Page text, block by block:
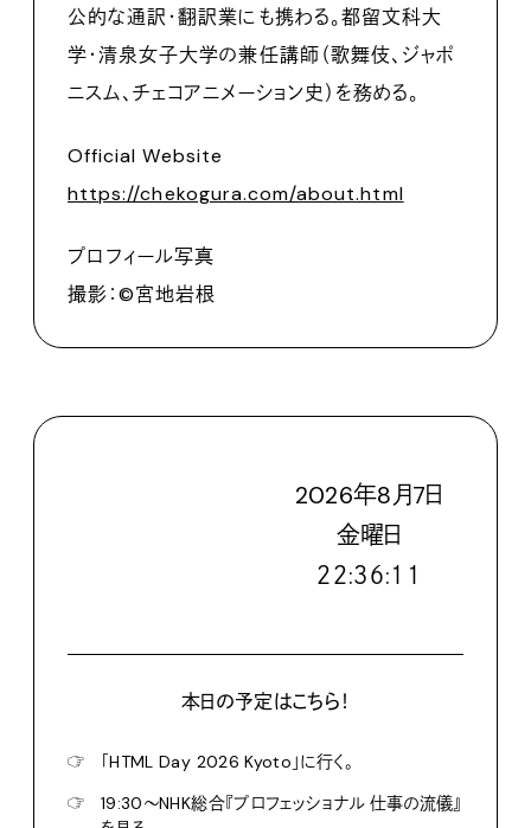
公的な通訳・翻訳業にも携わる。都留文科大
学・清泉女子大学の兼任講師（歌舞伎、ジャポ
ニスム、チェコアニメーション史）を務める。
Official Website
https://chekogura.com/about.html
プロフィール写真
撮影：©︎宮地岩根
2026年8月7日
金曜日
２２:３６:１２
本日の予定はこちら！
☞
「HTML Day 2026 Kyoto」に行く。
☞
19:30〜NHK総合『プロフェッショナル 仕事の流儀』